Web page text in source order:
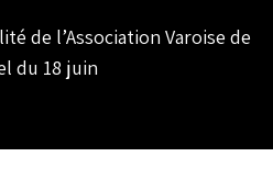
de l’Association Varoise de
du 18 juin